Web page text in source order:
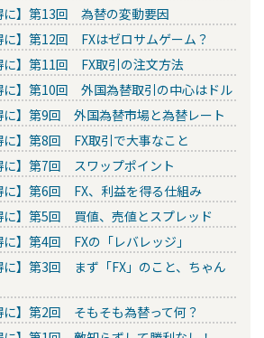
に】第13回 為替の変動要因
に】第12回 FXはゼロサムゲーム？
に】第11回 FX取引の注文方法
に】第10回 外国為替取引の中心はドル
に】第9回 外国為替市場と為替レート
に】第8回 FX取引で大事なこと
に】第7回 スワップポイント
に】第6回 FX、利益を得る仕組み
に】第5回 買値、売値とスプレッド
に】第4回 FXの「レバレッジ」
に】第3回 まず「FX」のこと、ちゃん
に】第2回 そもそも為替って何？